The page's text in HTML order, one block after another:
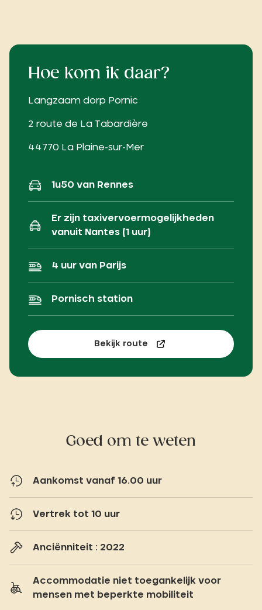
Hoe kom ik daar?
Langzaam dorp Pornic
2 route de La Tabardière
44770 La Plaine-sur-Mer
1u50 van Rennes
Er zijn taxivervoermogelijkheden
vanuit Nantes (1 uur)
4 uur van Parijs
Pornisch station
Bekijk route
Goed om te weten
Aankomst vanaf 16.00 uur
Vertrek tot 10 uur
Anciënniteit : 2022
Accommodatie niet toegankelijk voor
mensen met beperkte mobiliteit